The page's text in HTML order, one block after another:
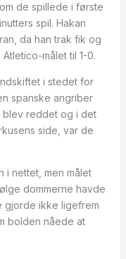
de spillede i første
spil. Hakan
da han trak fik og
målet til 1-0.
i stedet for
spanske angriber
blev reddet og i det
side, var de
i nettet, men målet
dommerne havde
gjorde ikke ligefrem
bolden nåede at